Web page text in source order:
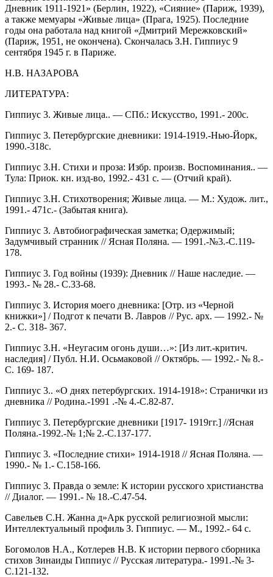
Дневник 1911-1921» (Бер­лин, 1922), «Сияние» (Париж, 1939),
а также мемуары «Живые лица» (Прага, 1925). Последние
годы она работала над книгой «Дмитрий Мережковский»
(Париж, 1951, не окончена). Сконча­лась З.Н. Гиппиус 9
сентября 1945 г. в Париже.
Н.В. НАЗАРОВА
ЛИТЕРАТУРА:
Гиппиус 3. Живые лица.. — СПб.: Искусство, 1991.- 200с.
Гиппиус 3. Петербургские дневники: 1914-1919.-Нью-Йорк,
1990.-318с.
Гиппиус 3.Н. Стихи и проза: Избр. произв. Воспоминания.. —
Тула: Приок. кн. изд-во, 1992.- 431 с. — (Отчий край).
Гиппиус 3.Н. Стихотворения; Живые лица. — М.: Худож. лит.,
1991.- 471с.- (Забытая книга).
Гиппиус 3. Автобиографическая заметка; Одержимый;
Задумчивый странник // Ясная Поляна. — 1991.-№3.-С.119-
178.
Гиппиус 3. Год войны (1939): Дневник // Наше наследие. —
1993.- № 28.- С.33-68.
Гиппиус 3. История моего дневника: [Отр. из «Черной
книжки»] / Подгот к печати В. Лавров // Рус. арх. — 1992.- №
2.- С. 318- 367.
Гиппиус 3.Н. «Неугасим огонь души…»: [Из лит.-критич.
наследия] / Публ. Н.И. Осьмаковой // Октябрь. — 1992.- № 8.-
С. 169- 187.
Гиппиус 3.. «О днях петербургских. 1914-1918»: Странички из
дневника // Родина.-1991 .-№ 4.-С.82-87.
Гиппиус 3. Петербургские дневники [1917- 1919гг.] //Ясная
Поляна.-1992.-№ 1;№ 2.-С.137-177.
Гиппиус 3. «Последние стихи» 1914-1918 // Ясная Поляна. —
1990.- № 1.- С.158-166.
Гиппиус 3. Правда о земле: К истории русского христианства
// Диалог. — 1991.- № 18.-С.47-54.
Савельев С.Н. Жанна д»Арк русской религиозной мысли:
Интеллектуальный профиль З. Гиппиус. — М., 1992.- 64 с.
Богомолов Н.А., Котлерев Н.В. К истории первого сборника
стихов Зинаиды Гиппиус // Русская литература.- 1991.-№ 3-
С.121-132.